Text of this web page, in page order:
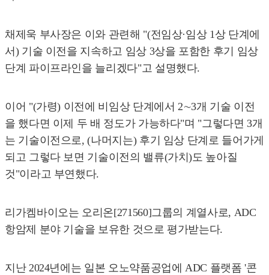
채제욱 부사장은 이와 관련해 "(전임상·임상 1상 단계에
서) 기술 이전을 지속하고 임상 3상을 포함한 후기 임상
단계 파이프라인을 늘리겠다"고 설명했다.
이어 "(가령) 이전에 비임상 단계에서 2∼3개 기술 이전
을 했다면 이제 두 배 정도가 가능하다"며 "그렇다면 3개
는 기술이전으로, (나머지는) 후기 임상 단계로 들어가게
되고 그렇다 보면 기술이전의 밸류(가치)도 높아질
것"이라고 부연했다.
리가켐바이오는 오리온[271560]그룹의 계열사로, ADC
항암제 분야 기술을 보유한 것으로 평가받는다.
지난 2024년에는 일본 오노약품공업에 ADC 플랫폼 '콘